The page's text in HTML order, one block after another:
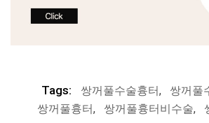
Tags: 쌍꺼풀수술흉터, 쌍꺼풀
쌍꺼풀흉터, 쌍꺼풀흉터비수술,